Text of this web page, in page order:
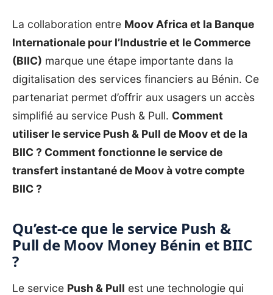
La collaboration entre Moov Africa et la Banque
Internationale pour l’Industrie et le Commerce
(BIIC) marque une étape importante dans la
digitalisation des services financiers au Bénin. Ce
partenariat permet d’offrir aux usagers un accès
simplifié au service Push & Pull. Comment
utiliser le service Push & Pull de Moov et de la
BIIC ? Comment fonctionne le service de
transfert instantané de Moov à votre compte
BIIC ?
Qu’est-ce que le service Push &
Pull de Moov Money Bénin et BIIC
?
Le service Push & Pull est une technologie qui